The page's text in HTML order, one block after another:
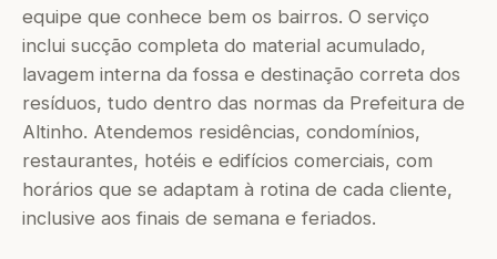
equipe que conhece bem os bairros. O serviço
inclui sucção completa do material acumulado,
lavagem interna da fossa e destinação correta dos
resíduos, tudo dentro das normas da Prefeitura de
Altinho. Atendemos residências, condomínios,
restaurantes, hotéis e edifícios comerciais, com
horários que se adaptam à rotina de cada cliente,
inclusive aos finais de semana e feriados.